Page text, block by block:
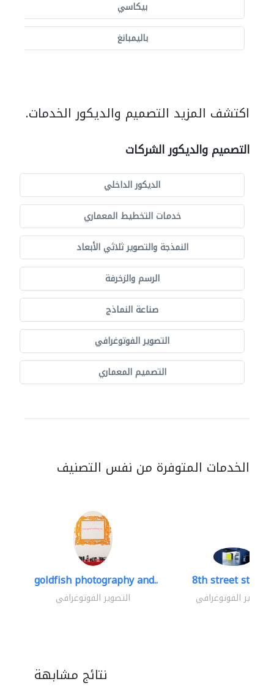
بيكاسي
باليمبانغ
اكتشف المزيد التصميم والديكور الخدمات.
التصميم والديكور الشركات
الديكور الداخلي
خدمات التخطيط المعماري
النمذجة والتصوير ثلاثي الأبعاد
الرسم والزخرفة
صناعة النماذج
التصوير الفوتوغرافي
التصميم المعماري
الخدمات المتوفرة من نفس التصنيف
goldfish photography and..
التصوير الفوتوغرافي
8th street studios
التصوير الفوتوغرافي
نتائج مشابهة